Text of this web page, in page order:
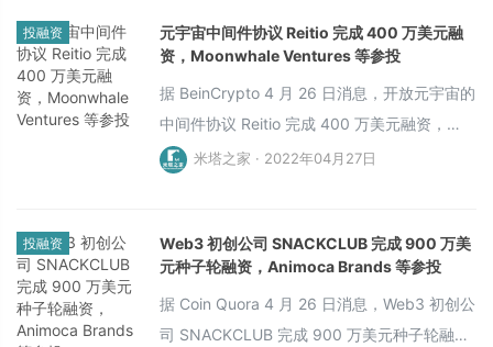
投融资
元宇宙中间件协议 Reitio 完成 400 万美元融
资，Moonwhale Ventures 等参投
据 BeinCrypto 4 月 26 日消息，开放元宇宙的
中间件协议 Reitio 完成 400 万美元融资，
Moonwhale Ventures、Poolz Ventures、
Venture Capital 等参投。Reitio 将使非技术用
户能够创建自己的 3D 资产。
米塔之家 · 2022年04月27日
投融资
Web3 初创公司 SNACKCLUB 完成 900 万美
元种子轮融资，Animoca Brands 等参投
据 Coin Quora 4 月 26 日消息，Web3 初创公
司 SNACKCLUB 完成 900 万美元种子轮融